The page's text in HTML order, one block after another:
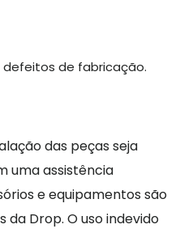
de fabricação.
das peças seja
uma assistência
e equipamentos são
da Drop. O uso indevido